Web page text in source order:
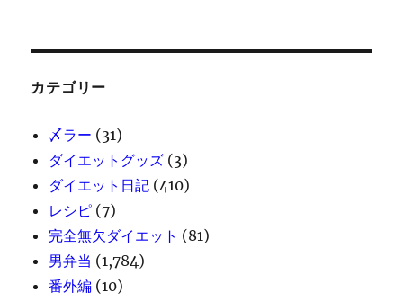
カテゴリー
〆ラー (31)
ダイエットグッズ (3)
ダイエット日記 (410)
レシピ (7)
完全無欠ダイエット (81)
男弁当 (1,784)
番外編 (10)